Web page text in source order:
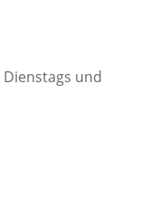
Dienstags und